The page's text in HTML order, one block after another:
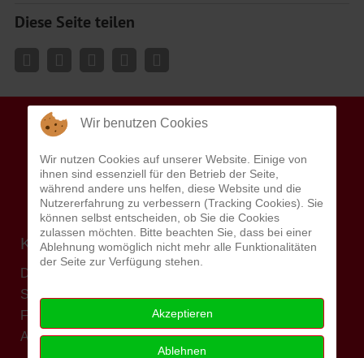
Diese Seite teilen
KARRIERE
Die AWO als Arbeitgeber
Stellenangebote
Freiwilligendienste
AWO Akademie
Wir benutzen Cookies
Wir nutzen Cookies auf unserer Website. Einige von
ihnen sind essenziell für den Betrieb der Seite,
während andere uns helfen, diese Website und die
Nutzererfahrung zu verbessern (Tracking Cookies). Sie
können selbst entscheiden, ob Sie die Cookies
zulassen möchten. Bitte beachten Sie, dass bei einer
Ablehnung womöglich nicht mehr alle Funktionalitäten
der Seite zur Verfügung stehen.
Akzeptieren
Ablehnen